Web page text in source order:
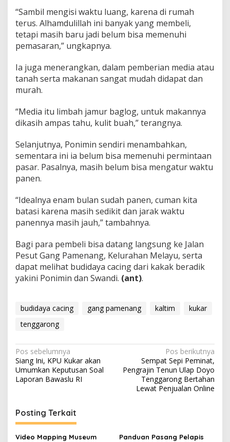
“Sambil mengisi waktu luang, karena di rumah
terus. Alhamdulillah ini banyak yang membeli,
tetapi masih baru jadi belum bisa memenuhi
pemasaran,” ungkapnya.
Ia juga menerangkan, dalam pemberian media atau
tanah serta makanan sangat mudah didapat dan
murah.
“Media itu limbah jamur baglog, untuk makannya
dikasih ampas tahu, kulit buah,” terangnya.
Selanjutnya, Ponimin sendiri menambahkan,
sementara ini ia belum bisa memenuhi permintaan
pasar. Pasalnya, masih belum bisa mengatur waktu
panen.
“Idealnya enam bulan sudah panen, cuman kita
batasi karena masih sedikit dan jarak waktu
panennya masih jauh,” tambahnya.
Bagi para pembeli bisa datang langsung ke Jalan
Pesut Gang Pamenang, Kelurahan Melayu, serta
dapat melihat budidaya cacing dari kakak beradik
yakini Ponimin dan Swandi. (ant).
budidaya cacing gang pamenang kaltim
kukar
tenggarong
Navigasi
pos
Pos sebelumnya
Siang Ini, KPU Kukar akan
Umumkan Keputusan Soal
Laporan Bawaslu RI
Pos berikutnya
Sempat Sepi Peminat,
Pengrajin Tenun Ulap Doyo
Tenggarong Bertahan
Lewat Penjualan Online
Posting Terkait
Video Mapping Museum
Panduan Pasang Pelapis